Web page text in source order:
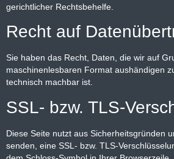
gerichtlicher Rechtsbehelfe.
Recht auf
Sie haben das Recht, Daten, die wir auf
maschinenlesbaren Format aushändigen
technisch machbar ist.
SSL- bzw. TLS-
Diese Seite nutzt aus Sicherheitsgründen
senden, eine SSL- bzw. TLS-